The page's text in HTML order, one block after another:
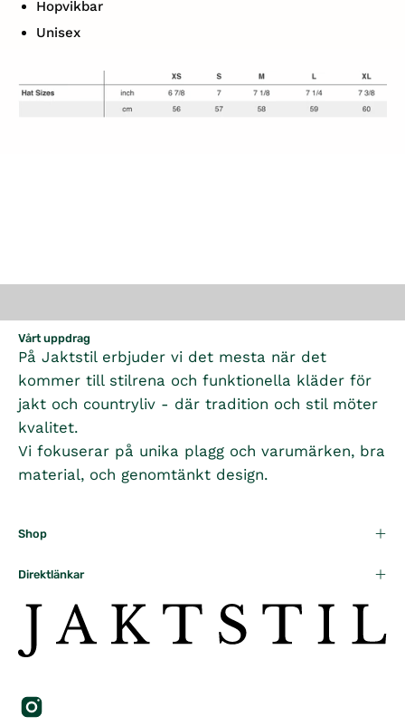
Hopvikbar
Unisex
Vårt uppdrag
På Jaktstil erbjuder vi det mesta när det
kommer till stilrena och funktionella kläder för
jakt och countryliv - där tradition och stil möter
kvalitet.
Vi fokuserar på unika plagg och varumärken, bra
material, och genomtänkt design.
Shop
Direktlänkar